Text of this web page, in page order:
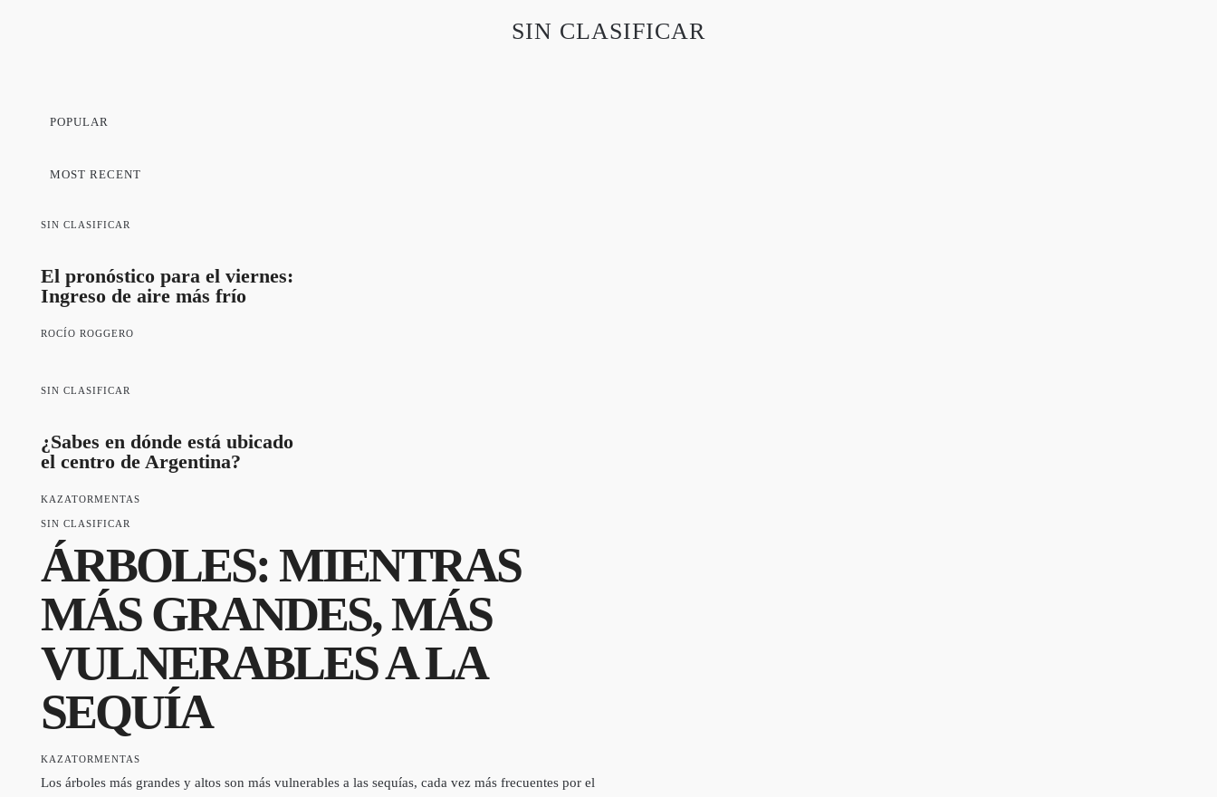
SIN CLASIFICAR
POPULAR
MOST RECENT
SIN CLASIFICAR
El pronóstico para el viernes:
Ingreso de aire más frío
ROCÍO ROGGERO
SIN CLASIFICAR
¿Sabes en dónde está ubicado
el centro de Argentina?
KAZATORMENTAS
SIN CLASIFICAR
ÁRBOLES: MIENTRAS
MÁS GRANDES, MÁS
VULNERABLES A LA
SEQUÍA
KAZATORMENTAS
Los árboles más grandes y altos son más vulnerables a las sequías, cada vez más frecuentes por el